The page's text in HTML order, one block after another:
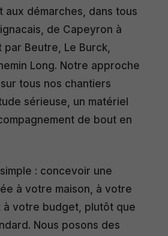
aux démarches, dans tous
de Capeyron à
Beutre, Le Burck,
Long. Notre approche
tous nos chantiers
sérieuse, un matériel
de bout en
: concevoir une
à votre maison, à votre
à votre budget, plutôt que
Nous posons des